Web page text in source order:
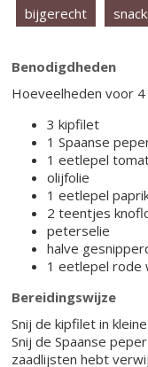
bijgerecht
Benodigdheden
Hoeveelheden voor
3 kipfilet
1 Spaanse
1 eetlepel
olijfolie
1 eetlepel
2 teentjes
peterselie
halve
1 eetlepel rode
Bereidingswijze
Snij de kipfilet in
Snij de Spaanse
zaadlijsten hebt